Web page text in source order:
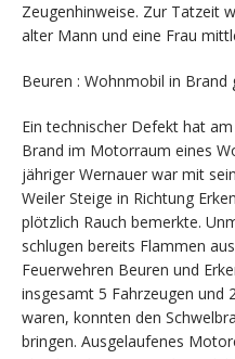
Zeugenhinweise. Zur Tatzeit
alter Mann und eine Frau
Beuren : Wohnmobil in Brand
Ein technischer Defekt hat
Brand im Motorraum eines
jähriger Wernauer war mit
Weiler Steige in Richtung
plötzlich Rauch bemerkte.
schlugen bereits Flammen
Feuerwehren Beuren und
insgesamt 5 Fahrzeugen und
waren, konnten den
bringen. Ausgelaufenes